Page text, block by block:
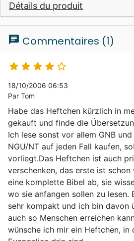
Détails du produit
chat Commentaires (1)
    
18/10/2006 06:53
Par Tom
Habe das Heftchen kürzlich in
gekauft und finde die
Ich lese sonst vor allem GNB
NGU/NT auf jeden Fall kaufen,
vorliegt.Das Heftchen ist auch
verschenken, das erste ist schon
eine komplette Bibel ab, sie
wo sie anfangen sollen zu lesen.
sehr kompakt und ich bin davon
auch so Menschen erreichen
wünsche ich mir ein Heftchen, in